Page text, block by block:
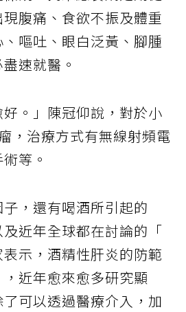
腹痛、食欲不振及體重
嘔吐、眼白泛黃、腳腫
速就醫。
好。」陳冠仰說，對於小
，治療方式有無線射頻電
等。
，還有喝酒所引起的
及近年全球都在討論的「
表示，酒精性肝炎的防範
近年愈來愈多研究顯
可以透過醫療介入，加